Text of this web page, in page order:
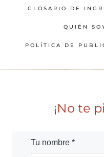
GLOSARIO DE
QUIÉN
POLÍTICA DE
¡No te
Tu nombre *